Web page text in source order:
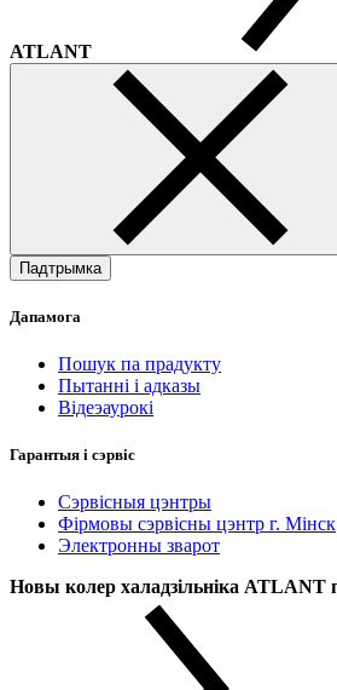
ATLANT
Падтрымка
Дапамога
Пошук па прадукту
Пытанні і адказы
Відеэаурокі
Гарантыя і сэрвіс
Сэрвісныя цэнтры
Фірмовы сэрвісны цэнтр г. Мінск
Электронны зварот
Новы колер халадзільніка ATLANT